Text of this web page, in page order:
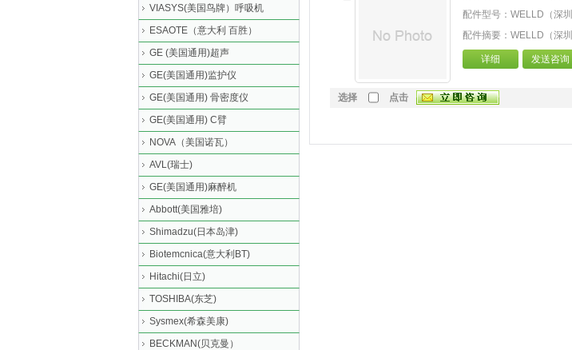
配件型号：WELLD（深
配件摘要：WELLD（深
详细 发送咨询
选择 点击
VIASYS(美国鸟牌）呼吸机
ESAOTE（意大利 百胜）
GE (美国通用)超声
GE(美国通用)监护仪
GE(美国通用) 骨密度仪
GE(美国通用) C臂
NOVA（美国诺瓦）
AVL(瑞士)
GE(美国通用)麻醉机
Abbott(美国雅培)
Shimadzu(日本岛津)
Biotemcnica(意大利BT)
Hitachi(日立)
TOSHIBA(东芝)
Sysmex(希森美康)
BECKMAN(贝克曼）